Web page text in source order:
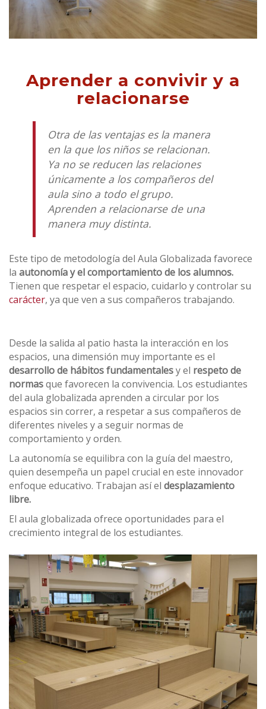
Aprender a convivir y a
relacionarse
Otra de las ventajas es la manera
en la que los niños se relacionan.
Ya no se reducen las relaciones
únicamente a los compañeros del
aula sino a todo el grupo.
Aprenden a relacionarse de una
manera muy distinta.
Este tipo de metodología del Aula Globalizada favorece
la autonomía y el comportamiento de los alumnos.
Tienen que respetar el espacio, cuidarlo y controlar su
carácter, ya que ven a sus compañeros trabajando.
Desde la salida al patio hasta la interacción en los
espacios, una dimensión muy importante es el
desarrollo de hábitos fundamentalesy el respeto de
normasque favorecen la convivencia. Los estudiantes
del aula globalizada aprenden a circular por los
espacios sin correr, a respetar a sus compañeros de
diferentes niveles y a seguir normas de
comportamiento y orden.
La autonomía se equilibra con la guía del maestro,
quien desempeña un papel crucial en este innovador
enfoque educativo. Trabajan así el desplazamiento
libre.
El aula globalizada ofrece oportunidades para el
crecimiento integral de los estudiantes.